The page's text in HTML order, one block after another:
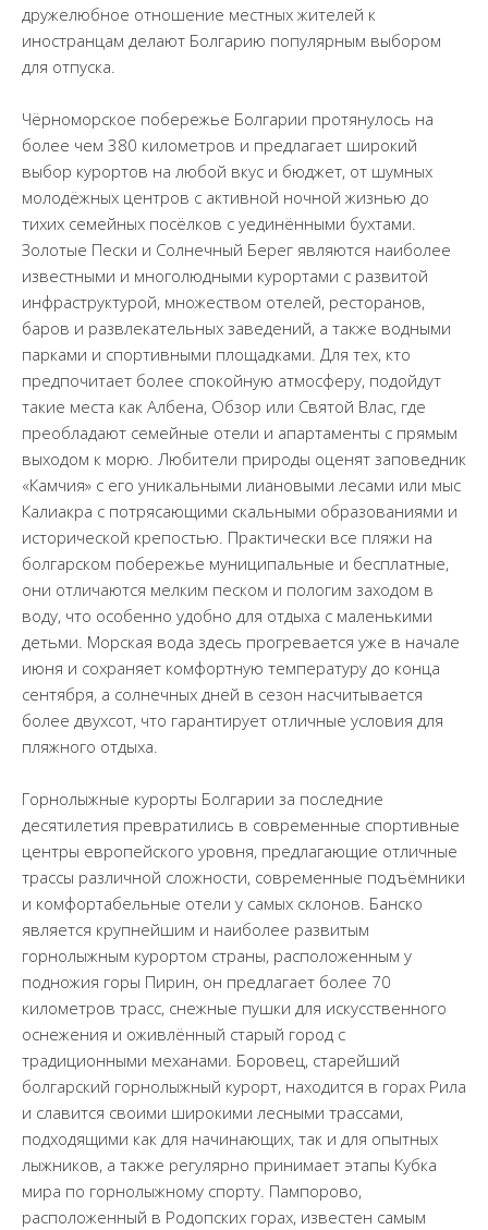
дружелюбное отношение местных жителей к
иностранцам делают Болгарию популярным выбором
для отпуска.
Чёрноморское побережье Болгарии протянулось на
более чем 380 километров и предлагает широкий
выбор курортов на любой вкус и бюджет, от шумных
молодёжных центров с активной ночной жизнью до
тихих семейных посёлков с уединёнными бухтами.
Золотые Пески и Солнечный Берег являются наиболее
известными и многолюдными курортами с развитой
инфраструктурой, множеством отелей, ресторанов,
баров и развлекательных заведений, а также водными
парками и спортивными площадками. Для тех, кто
предпочитает более спокойную атмосферу, подойдут
такие места как Албена, Обзор или Святой Влас, где
преобладают семейные отели и апартаменты с прямым
выходом к морю. Любители природы оценят заповедник
«Камчия» с его уникальными лиановыми лесами или мыс
Калиакра с потрясающими скальными образованиями и
исторической крепостью. Практически все пляжи на
болгарском побережье муниципальные и бесплатные,
они отличаются мелким песком и пологим заходом в
воду, что особенно удобно для отдыха с маленькими
детьми. Морская вода здесь прогревается уже в начале
июня и сохраняет комфортную температуру до конца
сентября, а солнечных дней в сезон насчитывается
более двухсот, что гарантирует отличные условия для
пляжного отдыха.
Горнолыжные курорты Болгарии за последние
десятилетия превратились в современные спортивные
центры европейского уровня, предлагающие отличные
трассы различной сложности, современные подъёмники
и комфортабельные отели у самых склонов. Банско
является крупнейшим и наиболее развитым
горнолыжным курортом страны, расположенным у
подножия горы Пирин, он предлагает более 70
километров трасс, снежные пушки для искусственного
оснежения и оживлённый старый город с
традиционными механами. Боровец, старейший
болгарский горнолыжный курорт, находится в горах Рила
и славится своими широкими лесными трассами,
подходящими как для начинающих, так и для опытных
лыжников, а также регулярно принимает этапы Кубка
мира по горнолыжному спорту. Пампорово,
расположенный в Родопских горах, известен самым